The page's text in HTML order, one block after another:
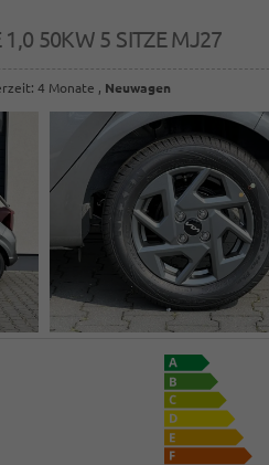
1,0 50KW 5 SITZE MJ27
4 Monate , Neuwagen